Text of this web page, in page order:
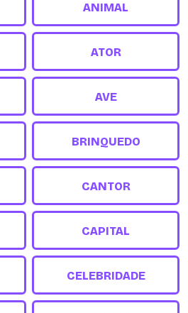
ANIMAL
ATOR
AVE
BRINQUEDO
CANTOR
CAPITAL
CELEBRIDADE